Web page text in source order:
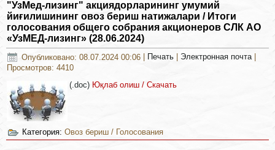
"УзМед-лизинг" акциядорларининг умумий
йиғилишининг овоз бериш натижалари / Итоги
голосования общего собрания акционеров СЛК АО
«УзМЕД-лизинг» (28.06.2024)
Опубликовано: 08.07.2024 00:06 Печать Электронная почта
Просмотров: 4410
(.doc) Юқлаб олиш / Скачать
Категория:Овоз бериш / Голосования